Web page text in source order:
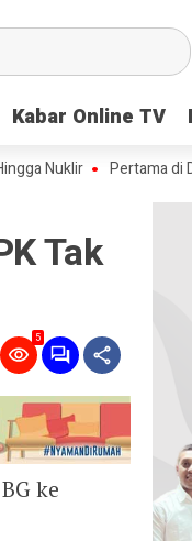
Kabar Online TV
Kabar Online TV
Pertama di Dunia:
Tak
5
ke